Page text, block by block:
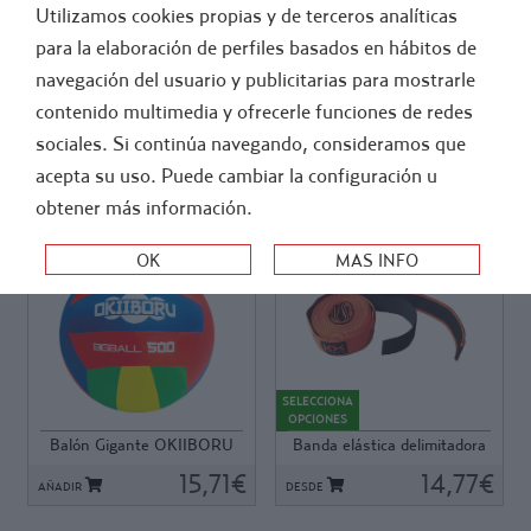
- FUTBOL > ENTRENAMIENTO ESPECIFICO FUTBOL
FUTTENIS - FUTVOLEY - FUTCESTO
ORDEN:
Balón Gigante OKIIBORU
Bigball 500
AÑADIR 15,71€
Ref: 32621
Balón Ligero de gran tamaño,
50 cm de diámetro, cubierta
resistente de alta calidad en
Nylón y cámara interior de
latex de boca ancha cierre con
cordel ( incluye dos
cámaras).Ligero y seguro,
SELECCIONA
OPCIONES
Banda elástica delimitadora
Multi Sport ...
DESDE 14,77€
Ref: K212
Banda multiuso extensible
100%, fabricada en material
textil, poliéster y elastano.
Dispone de velcro en los
extremos para una fácil y
rápida colocación.
Se puede utilizar para la
Utilizamos cookies propias y de terceros analíticas
para la elaboración de perfiles basados en hábitos de
navegación del usuario y publicitarias para mostrarle
contenido multimedia y ofrecerle funciones de redes
sociales. Si continúa navegando, consideramos que
acepta su uso. Puede cambiar la configuración u
obtener más información.